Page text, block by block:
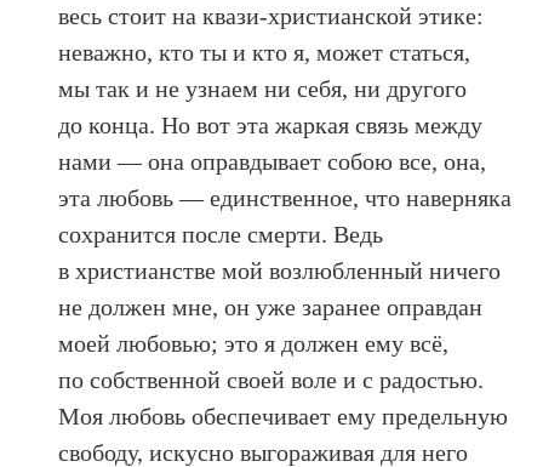
весь стоит на квази-христианской этике:
неважно, кто ты и кто я, может статься,
мы так и не узнаем ни себя, ни другого
до конца. Но вот эта жаркая связь между
нами — она оправдывает собою все, она,
эта любовь — единственное, что наверняка
сохранится после смерти. Ведь
в христианстве мой возлюбленный ничего
не должен мне, он уже заранее оправдан
моей любовью; это я должен ему всё,
по собственной своей воле и с радостью.
Моя любовь обеспечивает ему предельную
свободу, искусно выгораживая для него